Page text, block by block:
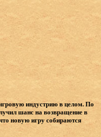
индустрию в целом. По
шанс на возвращение в
новую игру собираются